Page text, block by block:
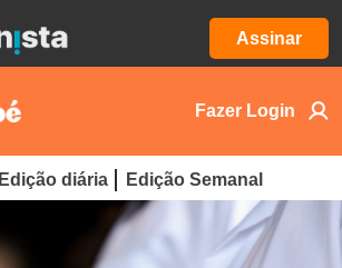
Assinar
Fazer Login
Edição diária Edição Semanal